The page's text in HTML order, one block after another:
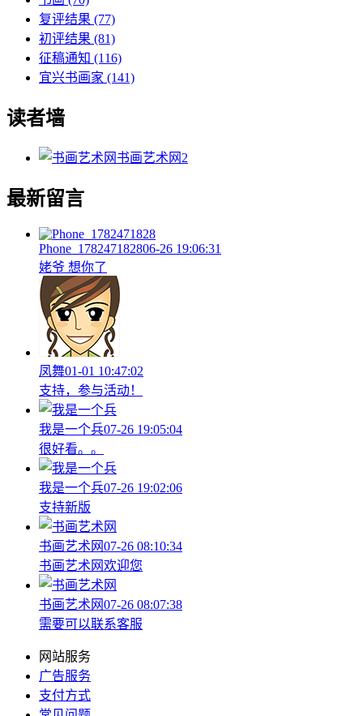
复评结果 (77)
初评结果 (81)
征稿通知 (116)
宜兴书画家 (141)
读者墙
书画艺术网 2
最新留言
Phone_178247182806-26 19:06:31
姥爷 想你了
凤舞01-01 10:47:02
支持，参与活动！
我是一个兵07-26 19:05:04
很好看。。
我是一个兵07-26 19:02:06
支持新版
书画艺术网07-26 08:10:34
书画艺术网欢迎您
书画艺术网07-26 08:07:38
需要可以联系客服
网站服务
广告服务
支付方式